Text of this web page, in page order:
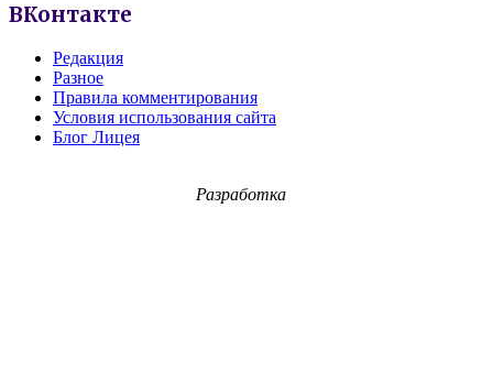
ВКонтакте
Редакция
Разное
Правила комментирования
Условия использования сайта
Блог Лицея
Разработка